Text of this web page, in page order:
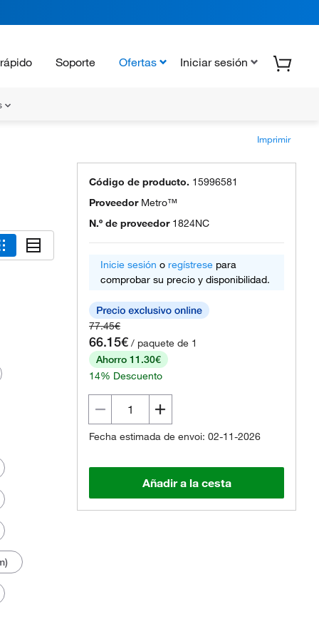
Soporte Ofertas Iniciar sesión
Imprimir
Código de producto. 15996581
Proveedor Metro™
N.º de proveedor 1824NC
Inicie sesión o regístrese para
comprobar su precio y disponibilidad.
77.45€
66.15€ / paquete de 1
Ahorro 11.30€
14% Descuento
Fecha estimada de envoi: 02-11-2026
Añadir a la cesta